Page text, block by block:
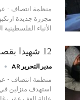
منظمة انتصاف -
مجزرة جديدة
الأنباء
12 شهيدا بقصف صهيوني مدينة غزة ومخيم البريج
مدير التحرير AR
عائلة العف عقب